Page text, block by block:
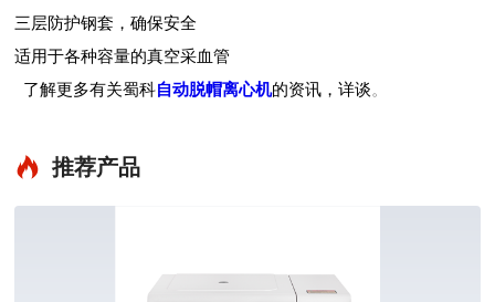
三层防护钢套，确保安全
适用于各种容量的真空采血管
了解更多有关蜀科自动脱帽离心机的资讯，详谈。
推荐产品